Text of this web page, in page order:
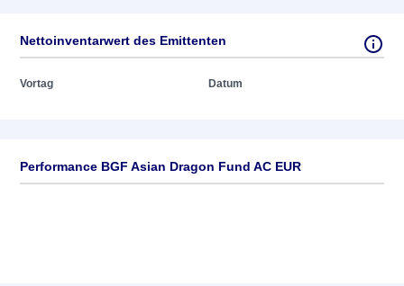
Nettoinventarwert des Emittenten
Vortag Datum
Performance BGF Asian Dragon Fund AC EUR